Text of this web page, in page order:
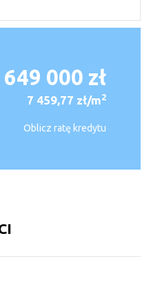
649 000 zł
7 459,77 zł/m2
Oblicz ratę kredytu